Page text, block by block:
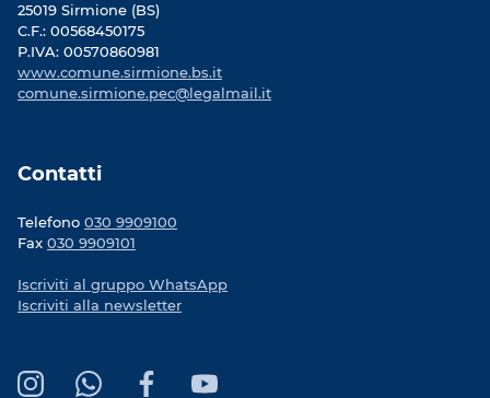
25019 Sirmione (BS)
C.F.: 00568450175
P.IVA: 00570860981
www.comune.sirmione.bs.it
comune.sirmione.pec@legalmail.it
Contatti
Telefono 030 9909100
Fax 030 9909101
Iscriviti al gruppo WhatsApp
Iscriviti alla newsletter
I
W
Y